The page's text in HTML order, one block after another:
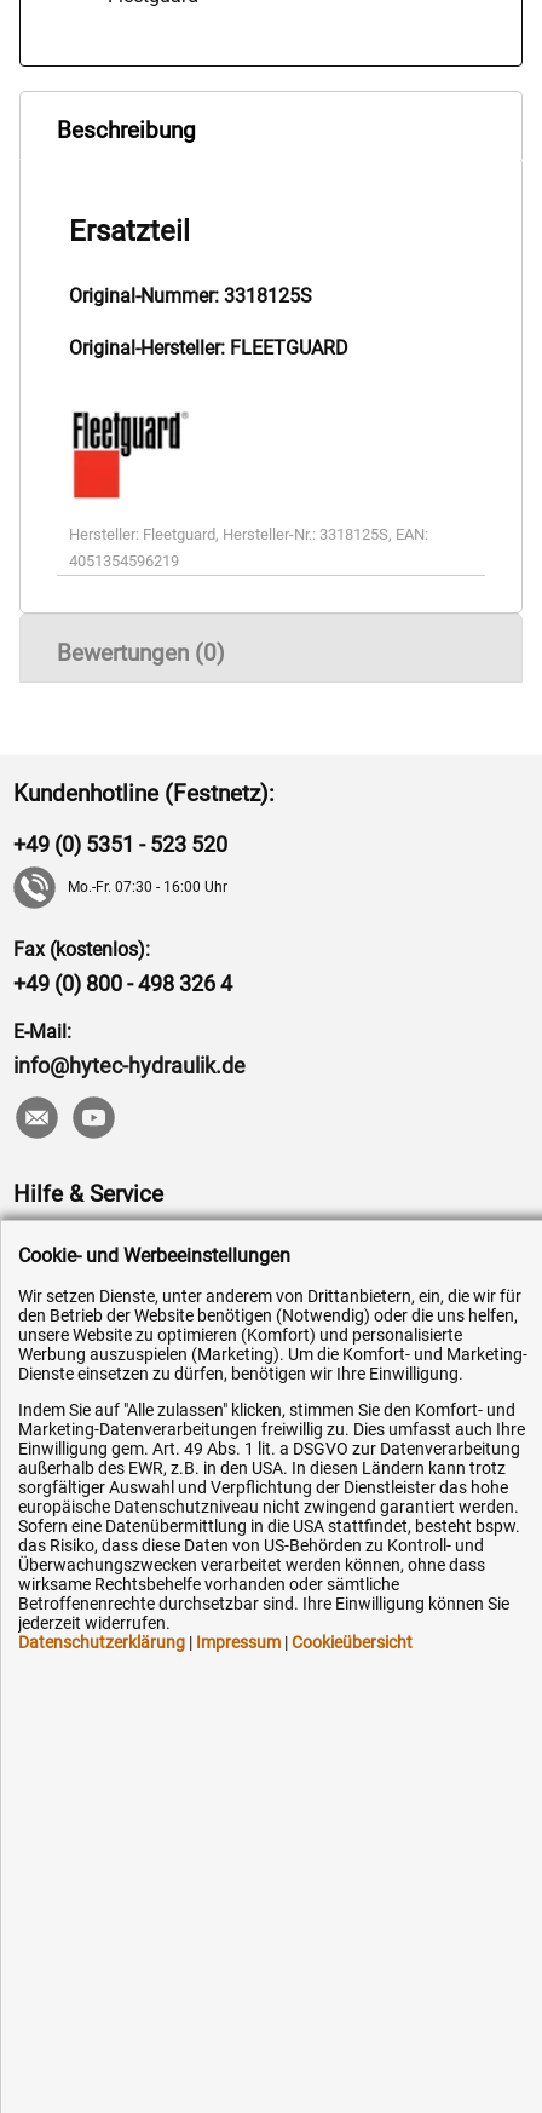
Beschreibung
Ersatzteil
Original-Nummer: 3318125S
Original-Hersteller: FLEETGUARD
Hersteller: Fleetguard , Hersteller-Nr.: 3318125S, EAN:
4051354596219
Bewertungen (0)
Kundenhotline (Festnetz):
+49 (0) 5351 - 523 520
Mo.-Fr. 07:30 - 16:00 Uhr
Fax (kostenlos):
+49 (0) 800 - 498 326 4
E-Mail:
info@hytec-hydraulik.de
Hilfe & Service
Versandkosten
Service
AGB / Widerrufsrecht
Datenschutz
Impressum
Karriere
OEM-Ersatzteile
Technik-Hilfe
Downloads
Kontakt
Cookie- und Werbeeinstellungen
Wir setzen Dienste, unter anderem von Drittanbietern, ein, die wir für
den Betrieb der Website benötigen (Notwendig) oder die uns helfen,
unsere Website zu optimieren (Komfort) und personalisierte
Werbung auszuspielen (Marketing). Um die Komfort- und Marketing-
Dienste einsetzen zu dürfen, benötigen wir Ihre Einwilligung.
Indem Sie auf "Alle zulassen" klicken, stimmen Sie den Komfort- und
Marketing-Datenverarbeitungen freiwillig zu. Dies umfasst auch Ihre
Einwilligung gem. Art. 49 Abs. 1 lit. a DSGVO zur Datenverarbeitung
außerhalb des EWR, z.B. in den USA. In diesen Ländern kann trotz
sorgfältiger Auswahl und Verpflichtung der Dienstleister das hohe
europäische Datenschutzniveau nicht zwingend garantiert werden.
Sofern eine Datenübermittlung in die USA stattfindet, besteht bspw.
das Risiko, dass diese Daten von US-Behörden zu Kontroll- und
Überwachungszwecken verarbeitet werden können, ohne dass
wirksame Rechtsbehelfe vorhanden oder sämtliche
Betroffenenrechte durchsetzbar sind. Ihre Einwilligung können Sie
jederzeit widerrufen.
Datenschutzerklärung | Impressum |Cookieübersicht